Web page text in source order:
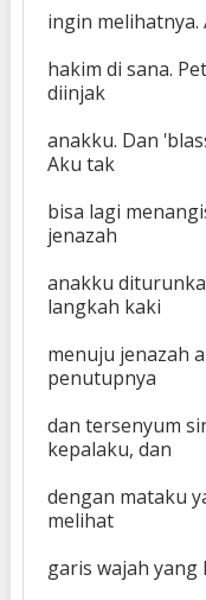
ingin
hakim di sana.
diinjak
anakku. Dan
Aku tak
bisa lagi
jenazah
anakku
langkah kaki
menuju jenazah
penutupnya
dan tersenyum
kepalaku, dan
dengan mataku
melihat
garis wajah yang